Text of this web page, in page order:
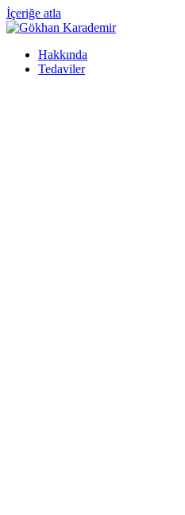
İçeriğe atla
Hakkında
Tedaviler